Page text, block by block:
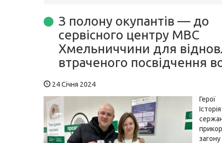
З полону окупантів — до
сервісного центру МВС
Хмельниччини для
втраченого посвідчення
24 Січня 2024